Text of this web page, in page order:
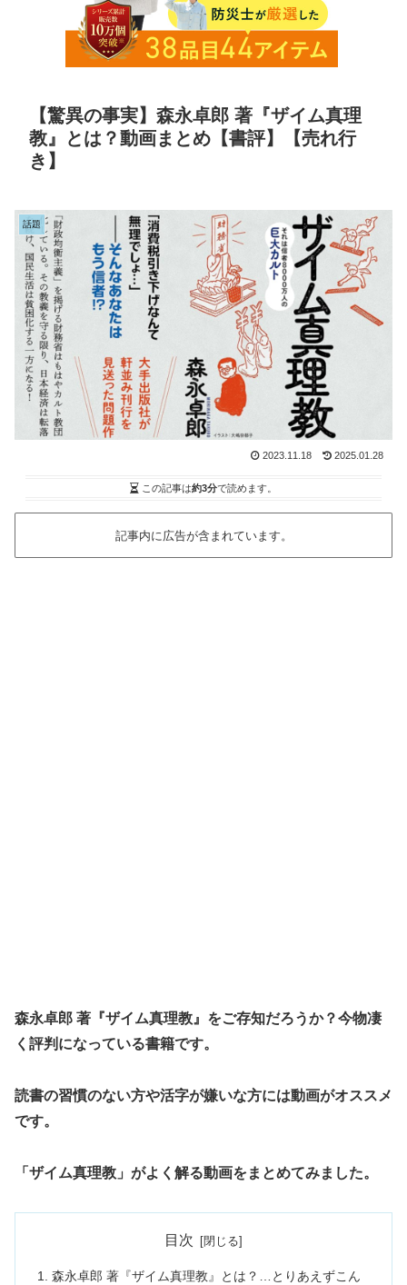
【驚異の事実】森永卓郎 著『ザイム真理
教』とは？動画まとめ【書評】【売れ行
き】
話題
2023.11.18 2025.01.28
この記事は約3分で読めます。
記事内に広告が含まれています。
森永卓郎 著『ザイム真理教』をご存知だろうか？今物凄
く評判になっている書籍です。
読書の習慣のない方や活字が嫌いな方には動画がオススメ
です。
「ザイム真理教」がよく解る動画をまとめてみました。
目次
森永卓郎 著『ザイム真理教』とは？…とりあえずこん